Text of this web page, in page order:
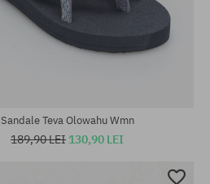
Sandale Teva Olowahu Wmn
189,90 LEI 130,90 LEI